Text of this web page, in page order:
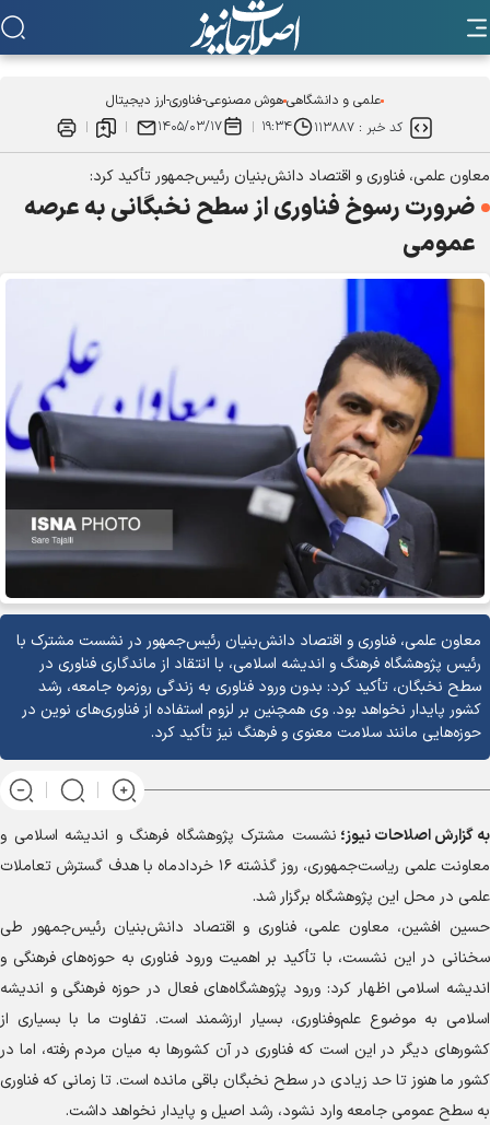
علمی و دانشگاهیهوش مصنوعی-فناوری-ارز دیجیتال
کد خبر : ۱۱۳۸۸۷ ۱۹:۳۴ ۱۴۰۵/۰۳/۱۷
معاون علمی، فناوری و اقتصاد دانش‌بنیان رئیس‌جمهور تأکید کرد:
ضرورت رسوخ فناوری از سطح نخبگانی به عرصه
عمومی
معاون علمی، فناوری و اقتصاد دانش‌بنیان رئیس‌جمهور در نشست مشترک با
رئیس پژوهشگاه فرهنگ و اندیشه اسلامی، با انتقاد از ماندگاری فناوری در
سطح نخبگان، تأکید کرد: بدون ورود فناوری به زندگی روزمره جامعه، رشد
کشور پایدار نخواهد بود. وی همچنین بر لزوم استفاده از فناوری‌های نوین در
حوزه‌هایی مانند سلامت معنوی و فرهنگ نیز تأکید کرد.
به گزارشاصلاحات نیوز؛ نشست مشترک پژوهشگاه فرهنگ و اندیشه اسلامی و
معاونت علمی ریاست‌جمهوری، روز گذشته ۱۶ خردادماه با هدف گسترش تعاملات
علمی در محل این پژوهشگاه برگزار شد.
حسین افشین، معاون علمی، فناوری و اقتصاد دانش‌بنیان رئیس‌جمهور طی
سخنانی در این نشست، با تأکید بر اهمیت ورود فناوری به حوزه‌های فرهنگی و
اندیشه اسلامی اظهار کرد: ورود پژوهشگاه‌های فعال در حوزه فرهنگی و اندیشه
اسلامی به موضوع علم‌وفناوری، بسیار ارزشمند است. تفاوت ما با بسیاری از
کشور‌های دیگر در این است که فناوری در آن کشور‌ها به میان مردم رفته، اما در
کشور ما هنوز تا حد زیادی در سطح نخبگان باقی مانده است. تا زمانی که فناوری
به سطح عمومی جامعه وارد نشود، رشد اصیل و پایدار نخواهد داشت.